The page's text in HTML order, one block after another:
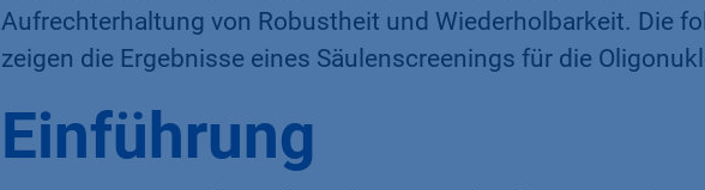
Aufrechterhaltung von Robustheit und Wiederholbarkeit. Die
zeigen die Ergebnisse eines Säulenscreenings für die
Einführung